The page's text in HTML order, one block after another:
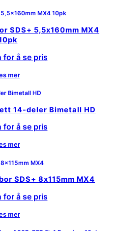
SDS+ 5,5x160mm MX4
for å se pris
mer
14-deler Bimetall HD
for å se pris
mer
SDS+ 8x115mm MX4
for å se pris
mer